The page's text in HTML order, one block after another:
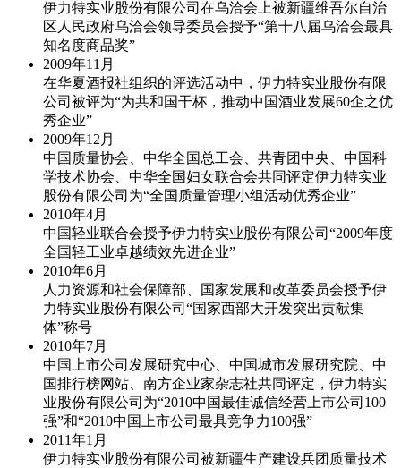
伊力特实业股份有限公司在乌洽会上被新疆维吾尔自治
区人民政府乌洽会领导委员会授予“第十八届乌洽会最具
知名度商品奖”
2009年11月
在华夏酒报社组织的评选活动中，伊力特实业股份有限
公司被评为“为共和国干杯，推动中国酒业发展60企之优
秀企业”
2009年12月
中国质量协会、中华全国总工会、共青团中央、中国科
学技术协会、中华全国妇女联合会共同评定伊力特实业
股份有限公司为“全国质量管理小组活动优秀企业”
2010年4月
中国轻业联合会授予伊力特实业股份有限公司“2009年度
全国轻工业卓越绩效先进企业”
2010年6月
人力资源和社会保障部、国家发展和改革委员会授予伊
力特实业股份有限公司“国家西部大开发突出贡献集
体”称号
2010年7月
中国上市公司发展研究中心、中国城市发展研究院、中
国排行榜网站、南方企业家杂志社共同评定，伊力特实
业股份有限公司为“2010中国最佳诚信经营上市公司100
强”和“2010中国上市公司最具竞争力100强”
2011年1月
伊力特实业股份有限公司被新疆生产建设兵团质量技术